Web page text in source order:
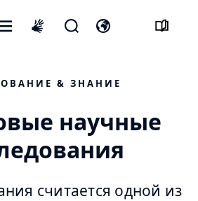
& ЗНАНИЕ
научные
считается одной из